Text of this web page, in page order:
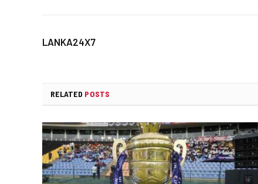
LANKA24X7
RELATED POSTS